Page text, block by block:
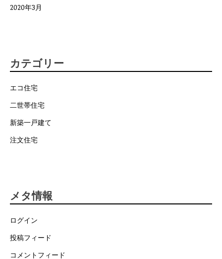
2020年3月
カテゴリー
エコ住宅
二世帯住宅
新築一戸建て
注文住宅
メタ情報
ログイン
投稿フィード
コメントフィード